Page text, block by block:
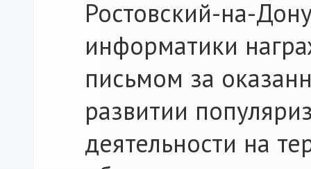
Ростовский-на-
информатики
письмом за
развитии
деятельности на